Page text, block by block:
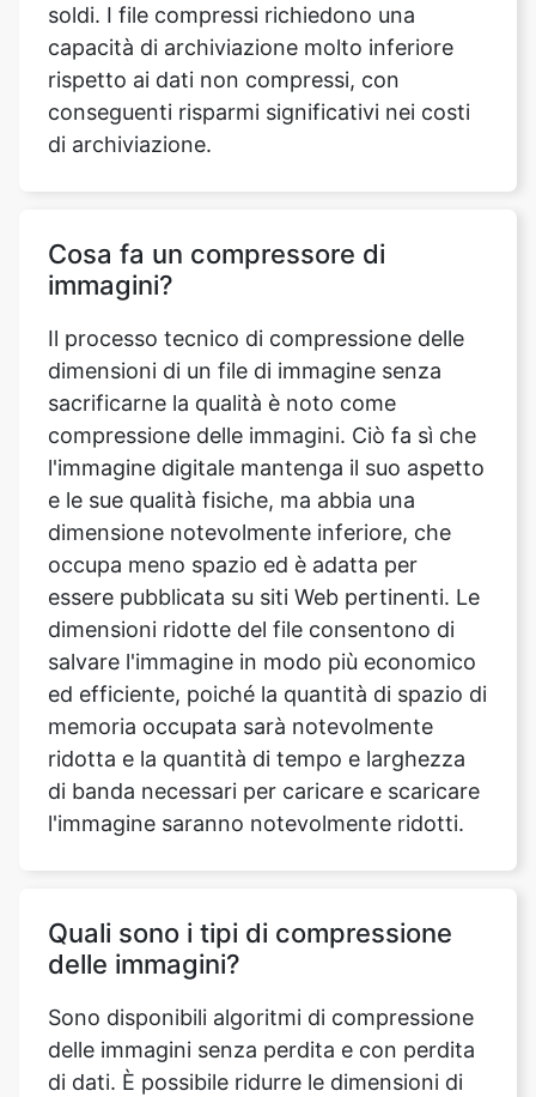
conseguenti risparmi significativi nei costi
di archiviazione.
Cosa fa un compressore di
Il processo tecnico di compressione delle
dimensioni di un file di immagine senza
sacrificarne la qualità è noto come
compressione delle immagini. Ciò fa sì che
l'immagine digitale mantenga il suo aspetto
e le sue qualità fisiche, ma abbia una
dimensione notevolmente inferiore, che
occupa meno spazio ed è adatta per
essere pubblicata su siti Web pertinenti. Le
dimensioni ridotte del file consentono di
salvare l'immagine in modo più economico
ed efficiente, poiché la quantità di spazio di
memoria occupata sarà notevolmente
ridotta e la quantità di tempo e larghezza
di banda necessari per caricare e scaricare
l'immagine saranno notevolmente ridotti.
Quali sono i tipi di compressione
Sono disponibili algoritmi di compressione
delle immagini senza perdita e con perdita
di dati. È possibile ridurre le dimensioni di
un file compresso senza influire sulla
qualità dell'immagine. La compressione
senza perdita di dati, in genere, ma non